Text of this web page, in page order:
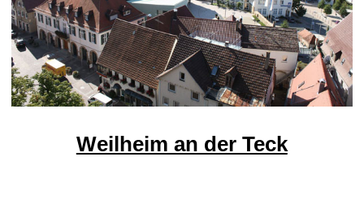
Weilheim an der Teck